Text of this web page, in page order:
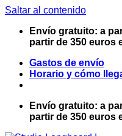
Saltar al contenido
Envío gratuito: a
partir de 350 euros
Gastos de envío
Horario y cómo
Envío gratuito: a
partir de 350 euros